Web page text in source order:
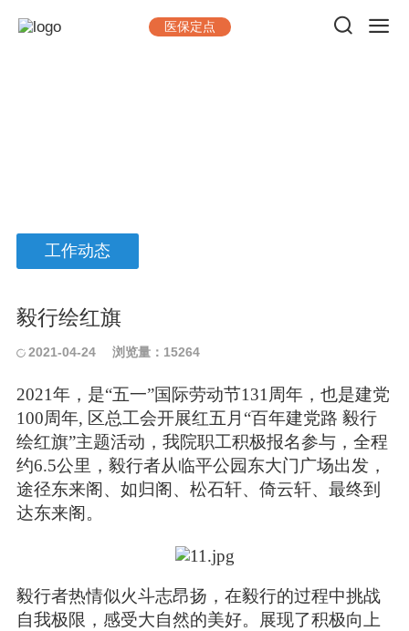
医保定点
工作动态
毅行绘红旗
2021-04-24 浏览量：15264
2021年，是“五一”国际劳动节131周年，也是建党
100周年, 区总工会开展红五月 “百年建党路 毅行
绘红旗”主题活动 ，我院职工积极报名参与，全程
约6.5公里 ，毅行者从临平公园东大门广场出发，
途径东来阁、如归阁、松石轩、倚云轩、最终到
达东来阁。
毅行者热情似火斗志昂扬，在毅行的过程中挑战
自我极限，感受大自然的美好。展现了积极向上